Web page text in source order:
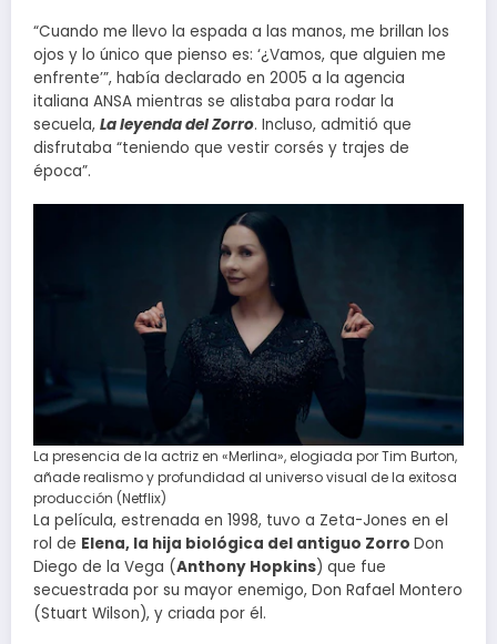
“Cuando me llevo la espada a las manos, me brillan los
ojos y lo único que pienso es: ‘¿Vamos, que alguien me
enfrente’”, había declarado en 2005 a la agencia
italiana ANSA mientras se alistaba para rodar la
secuela, La leyenda del Zorro. Incluso, admitió que
disfrutaba “teniendo que vestir corsés y trajes de
época”.
La presencia de la actriz en «Merlina», elogiada por Tim Burton,
añade realismo y profundidad al universo visual de la exitosa
producción (Netflix)
La película, estrenada en 1998, tuvo a Zeta-Jones en el
rol de Elena, la hija biológica del antiguo Zorro Don
Diego de la Vega (Anthony Hopkins) que fue
secuestrada por su mayor enemigo, Don Rafael Montero
(Stuart Wilson), y criada por él.